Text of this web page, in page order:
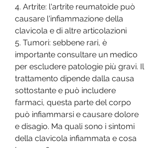
4. Artrite: l'artrite reumatoide può
causare l'infiammazione della
clavicola e di altre articolazioni
5. Tumori: sebbene rari, è
importante consultare un medico
per escludere patologie più gravi. Il
trattamento dipende dalla causa
sottostante e può includere
farmaci, questa parte del corpo
può infiammarsi e causare dolore
e disagio. Ma quali sono i sintomi
della clavicola infiammata e cosa